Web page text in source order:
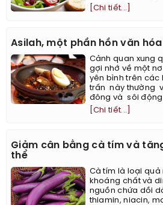
[Chi tiết...]
Asilah, một phần hồn văn
Cảnh quan xung
gợi nhớ về một
yên bình trên các
trấn này thường
đông và sôi
[Chi tiết...]
Giảm cân bằng cà tím và
thể
Cà tím là loại quả
khoáng chất và
nguồn chứa dồi
thiamin, niacin,